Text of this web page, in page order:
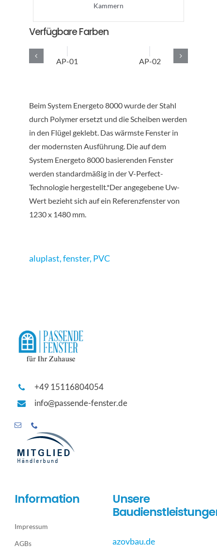
Kammern
Verfügbare Farben
AP-01 AP-02
Beim System Energeto 8000 wurde der Stahl
durch Polymer ersetzt und die Scheiben werden
in den Flügel geklebt. Das wärmste Fenster in
der modernsten Ausführung. Die auf dem
System Energeto 8000 basierenden Fenster
werden standardmäßig in der V-Perfect-
Technologie hergestellt.*Der angegebene Uw-
Wert bezieht sich auf ein Referenzfenster von
1230 x 1480 mm.
aluplast,fenster, PVC
+49 15116804054
info@passende-fenster.de
Information
Impressum
AGBs
Unsere
azovbau.de